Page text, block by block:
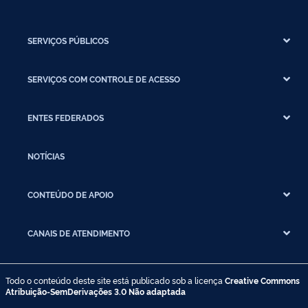
SERVIÇOS PÚBLICOS
SERVIÇOS COM CONTROLE DE ACESSO
ENTES FEDERADOS
NOTÍCIAS
CONTEÚDO DE APOIO
CANAIS DE ATENDIMENTO
Todo o conteúdo deste site está publicado sob a licença Creative Commons
Atribuição-SemDerivações 3.0 Não adaptada